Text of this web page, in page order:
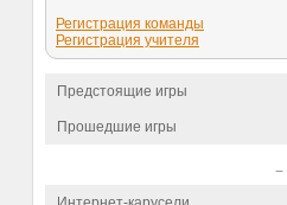
Регистрация команды
Регистрация учителя
Предстоящие игры
Прошедшие игры
−